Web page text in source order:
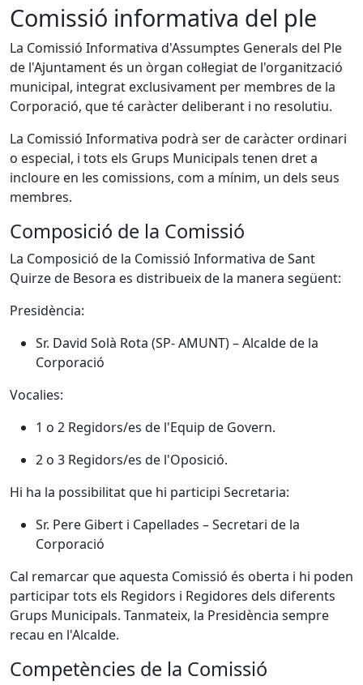
Comissió informativa del ple
La Comissió Informativa d'Assumptes Generals del Ple
de l'Ajuntament és un òrgan col·legiat de l'organització
municipal, integrat exclusivament per membres de la
Corporació, que té caràcter deliberant i no resolutiu.
La Comissió Informativa podrà ser de caràcter ordinari
o especial, i tots els Grups Municipals tenen dret a
incloure en les comissions, com a mínim, un dels seus
membres.
Composició de la Comissió
La Composició de la Comissió Informativa de Sant
Quirze de Besora es distribueix de la manera següent:
Presidència:
Sr. David Solà Rota (SP- AMUNT) – Alcalde de la
Corporació
Vocalies:
1 o 2 Regidors/es de l'Equip de Govern.
2 o 3 Regidors/es de l'Oposició.
Hi ha la possibilitat que hi participi Secretaria:
Sr. Pere Gibert i Capellades – Secretari de la
Corporació
Cal remarcar que aquesta Comissió és oberta i hi poden
participar tots els Regidors i Regidores dels diferents
Grups Municipals. Tanmateix, la Presidència sempre
recau en l'Alcalde.
Competències de la Comissió